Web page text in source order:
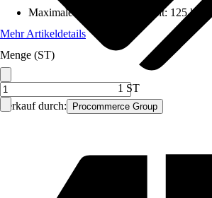
Verkauf durch: Procommerce Group
Maximales Belastungsgewicht: 125 kg
Mehr Artikeldetails
Menge (ST)
1 ST